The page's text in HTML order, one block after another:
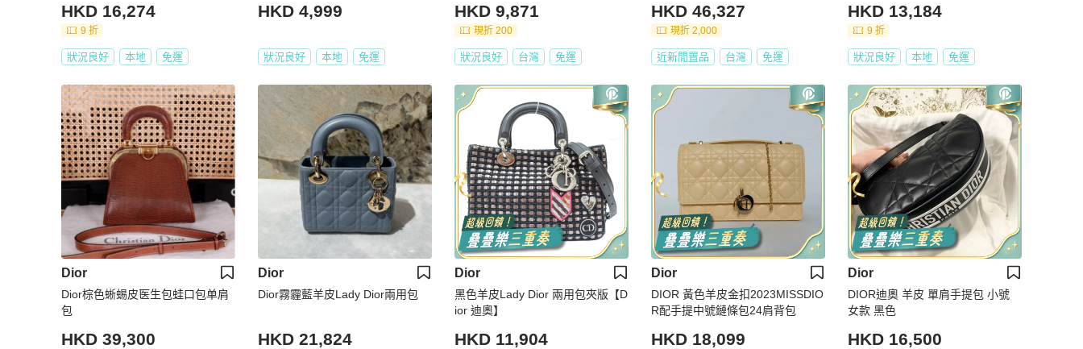
HKD 16,274
9 折
狀況良好 本地 免運
HKD 4,999
狀況良好 本地 免運
HKD 9,871
現折 200
狀況良好 台灣 免運
HKD 46,327
現折 2,000
近新閒置品 台灣 免運
HKD 13,184
9 折
狀況良好 本地 免運
Dior
Dior棕色蜥蜴皮医生包蛙口包单肩
包
HKD 39,300
Dior
Dior霧霾藍羊皮Lady Dior兩用包
HKD 21,824
Dior
黑色羊皮Lady Dior 兩用包夾版【D
ior 迪奧】
HKD 11,904
Dior
DIOR 黃色羊皮金扣2023MISSDIO
R配手提中號鏈條包24肩背包
HKD 18,099
Dior
DIOR迪奧 羊皮 單肩手提包 小號
女款 黑色
HKD 16,500